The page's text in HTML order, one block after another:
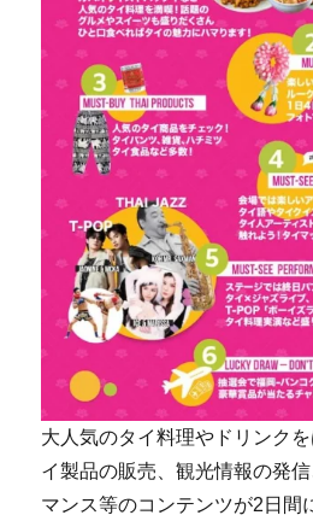
大人気のタイ料理やドリンク
イ製品の販売、観光情報の発
マンス等のコンテンツが2日間